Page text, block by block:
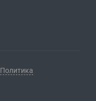
Политика